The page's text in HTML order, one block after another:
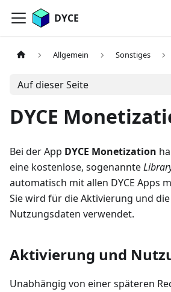
DYCE
Allgemein Sonstiges
Auf dieser Seite
DYCE
Bei der App DYCE Monetization
eine kostenlose, sogenannte
automatisch mit allen DYCE Apps
Sie wird für die Aktivierung und
Nutzungsdaten verwendet.
Aktivierung und
Unabhängig von einer späteren